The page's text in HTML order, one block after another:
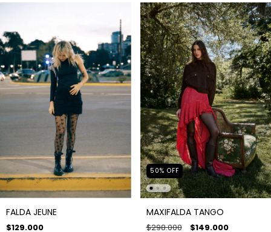
FALDA JEUNE
$129.000
50% OFF
MAXIFALDA TANGO
$298.000 $149.000